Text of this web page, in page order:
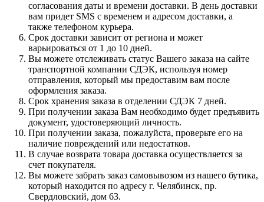
согласования даты и времени доставки. В день доставки
вам придет SMS с временем и адресом доставки, а
также телефоном курьера.
Срок доставки зависит от региона и может
варьироваться от 1 до 10 дней.
Вы можете отслеживать статус Вашего заказа на сайте
транспортной компании СДЭК, используя номер
отправления, который мы предоставим вам после
оформления заказа.
Срок хранения заказа в отделении СДЭК 7 дней.
При получении заказа Вам необходимо будет предъявить
документ, удостоверяющий личность.
При получении заказа, пожалуйста, проверьте его на
наличие повреждений или недостатков.
В случае возврата товара доставка осуществляется за
счет покупателя.
Вы можете забрать заказ самовывозом из нашего бутика,
который находится по адресу г. Челябинск, пр.
Свердловский, дом 63.